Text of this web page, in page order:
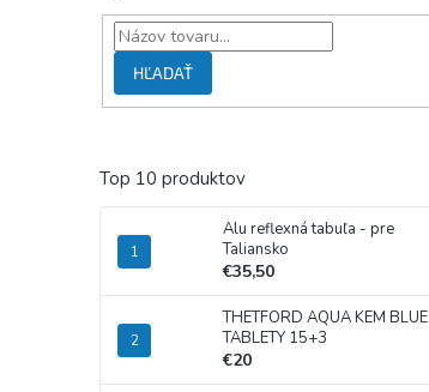
HĽADAŤ
Top 10 produktov
Alu reflexná tabuľa - pre
Taliansko
€35,50
THETFORD AQUA KEM BLUE
TABLETY 15+3
€20